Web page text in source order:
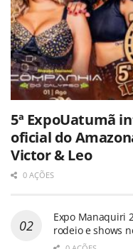
5ª ExpoUatumã
oficial do
Victor & Leo
0 AÇÕES
Expo Manaquiri
rodeio e shows